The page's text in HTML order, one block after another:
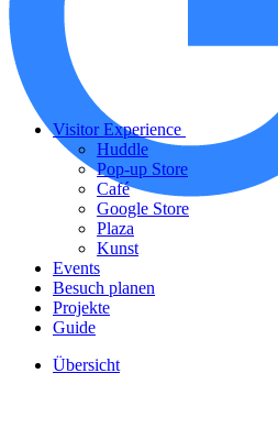
Visitor Experience
Huddle
Pop‑up Store
Café
Google Store
Plaza
Kunst
Events
Besuch planen
Projekte
Guide
Übersicht